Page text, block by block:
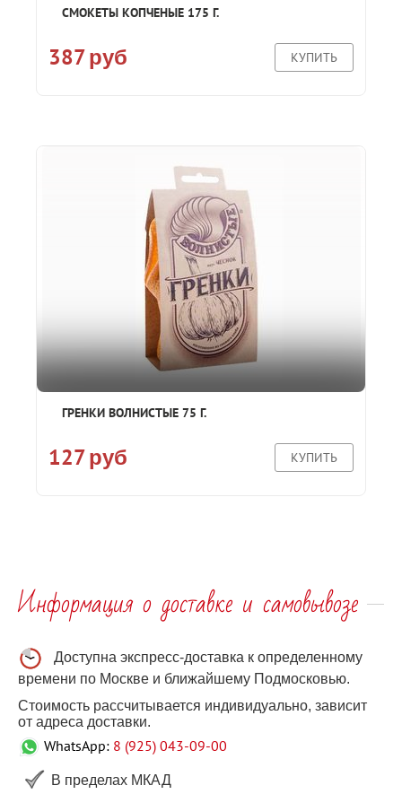
СМОКЕТЫ КОПЧЕНЫЕ 175 Г.
387 руб КУПИТЬ
ГРЕНКИ ВОЛНИСТЫЕ 75 Г.
127 руб КУПИТЬ
Информация о доставке и самовывозе
Доступна экспресс-доставка к определенному
времени по Москве и ближайшему Подмосковью.
Стоимость рассчитывается индивидуально, зависит
от адреса доставки.
WhatsApp: 8 (925) 043-09-00
В пределах МКАД